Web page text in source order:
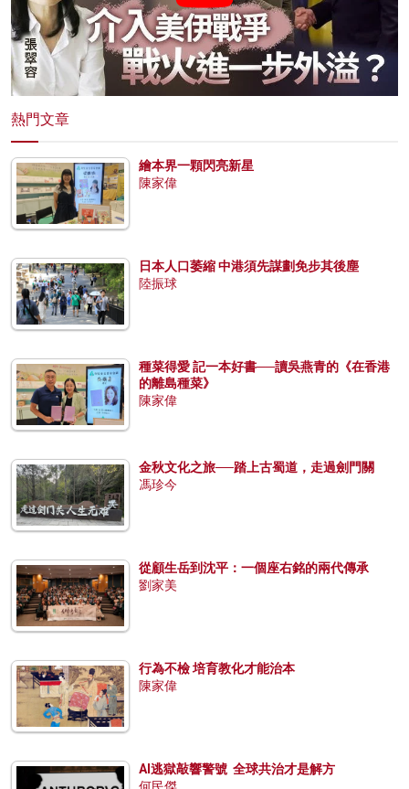
熱門文章
繪本界一顆閃亮新星
陳家偉
日本人口萎縮 中港須先謀劃免步其後塵
陸振球
種菜得愛 記一本好書──讀吳燕青的《在香港
的離島種菜》
陳家偉
金秋文化之旅──踏上古蜀道，走過劍門關
馮珍今
從顧生岳到沈平：一個座右銘的兩代傳承
劉家美
行為不檢 培育教化才能治本
陳家偉
AI逃獄敲響警號 全球共治才是解方